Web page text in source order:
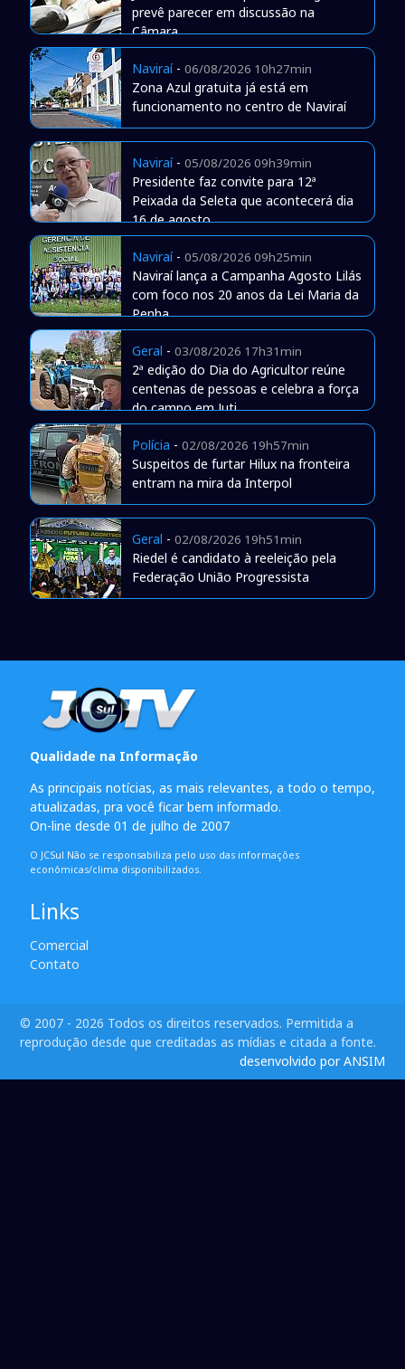
prevê parecer em discussão na
Câmara
Naviraí- 06/08/2026 10h27min
Zona Azul gratuita já está em
funcionamento no centro de Naviraí
Naviraí- 05/08/2026 09h39min
Presidente faz convite para 12ª
Peixada da Seleta que acontecerá dia
16 de agosto
Naviraí- 05/08/2026 09h25min
Naviraí lança a Campanha Agosto Lilás
com foco nos 20 anos da Lei Maria da
Penha
Geral - 03/08/2026 17h31min
2ª edição do Dia do Agricultor reúne
centenas de pessoas e celebra a força
do campo em Juti
Polícia - 02/08/2026 19h57min
Suspeitos de furtar Hilux na fronteira
entram na mira da Interpol
Geral - 02/08/2026 19h51min
Riedel é candidato à reeleição pela
Federação União Progressista
Qualidade na Informação
As principais notícias, as mais relevantes, a todo o tempo,
atualizadas, pra você ficar bem informado.
On-line desde 01 de julho de 2007
O JCSul Não se responsabiliza pelo uso das informações
econômicas/clima disponibilizados.
Links
Comercial
Contato
© 2007 - 2026 Todos os direitos reservados. Permitida a
reprodução desde que creditadas as mídias e citada a fonte.
desenvolvido por ANSIM